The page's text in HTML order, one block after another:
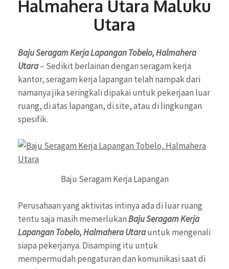
Halmahera Utara Maluku
Utara
Baju Seragam Kerja Lapangan Tobelo, Halmahera
Utara– Sedikit berlainan dengan seragam kerja
kantor, seragam kerja lapangan telah nampak dari
namanya jika seringkali dipakai untuk pekerjaan luar
ruang, di atas lapangan, di site, atau di lingkungan
spesifik.
Baju Seragam Kerja Lapangan
Perusahaan yang aktivitas intinya ada di luar ruang
tentu saja masih memerlukanBaju Seragam Kerja
Lapangan Tobelo, Halmahera Utarauntuk mengenali
siapa pekerjanya. Disamping itu untuk
mempermudah pengaturan dan komunikasi saat di